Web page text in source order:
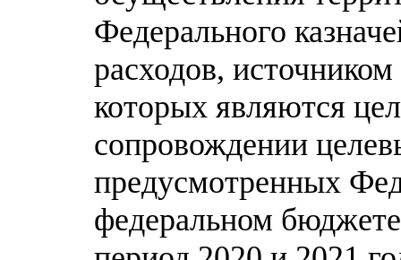
Федерального
расходов,
которых являются
сопровождении
предусмотренных
федеральном